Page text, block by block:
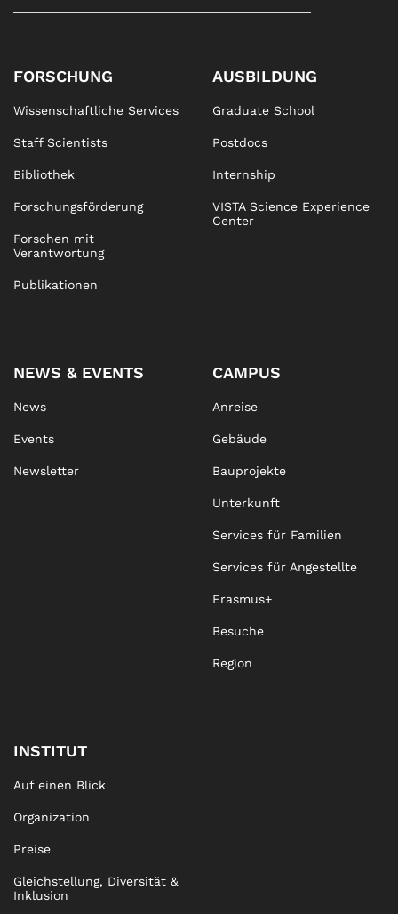
FORSCHUNG
Wissenschaftliche Services
Staff Scientists
Bibliothek
Forschungsförderung
Forschen mit
Verantwortung
Publikationen
AUSBILDUNG
Graduate School
Postdocs
Internship
VISTA Science Experience
Center
NEWS & EVENTS
News
Events
Newsletter
CAMPUS
Anreise
Gebäude
Bauprojekte
Unterkunft
Services für Familien
Services für Angestellte
Erasmus+
Besuche
Region
INSTITUT
Auf einen Blick
Organization
Preise
Gleichstellung, Diversität &
Inklusion